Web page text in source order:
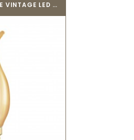
EGLO 11699 - AMPOULE VINTAGE LED - LED_E14